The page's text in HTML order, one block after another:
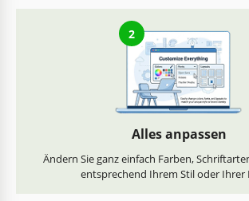
2
Alles anpassen
Ändern Sie ganz einfach Farben,
entsprechend Ihrem Stil oder Ihrer